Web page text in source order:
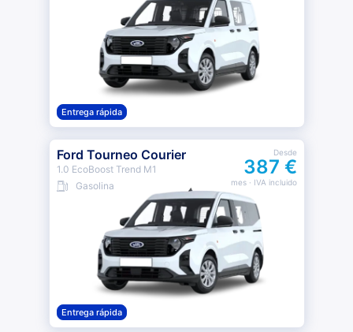
Entrega rápida
Ford Tourneo Courier
1.0 EcoBoost Trend M1
Gasolina
Desde
387 €
mes· IVA incluido
Entrega rápida